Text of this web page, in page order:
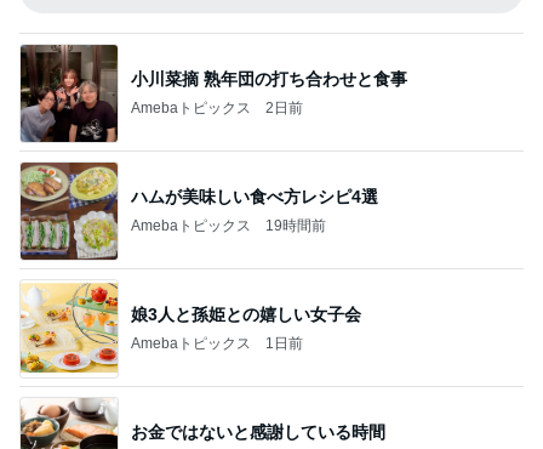
小川菜摘 熟年団の打ち合わせと食事
Amebaトピックス 2日前
ハムが美味しい食べ方レシピ4選
Amebaトピックス 19時間前
娘3人と孫姫との嬉しい女子会
Amebaトピックス 1日前
お金ではないと感謝している時間